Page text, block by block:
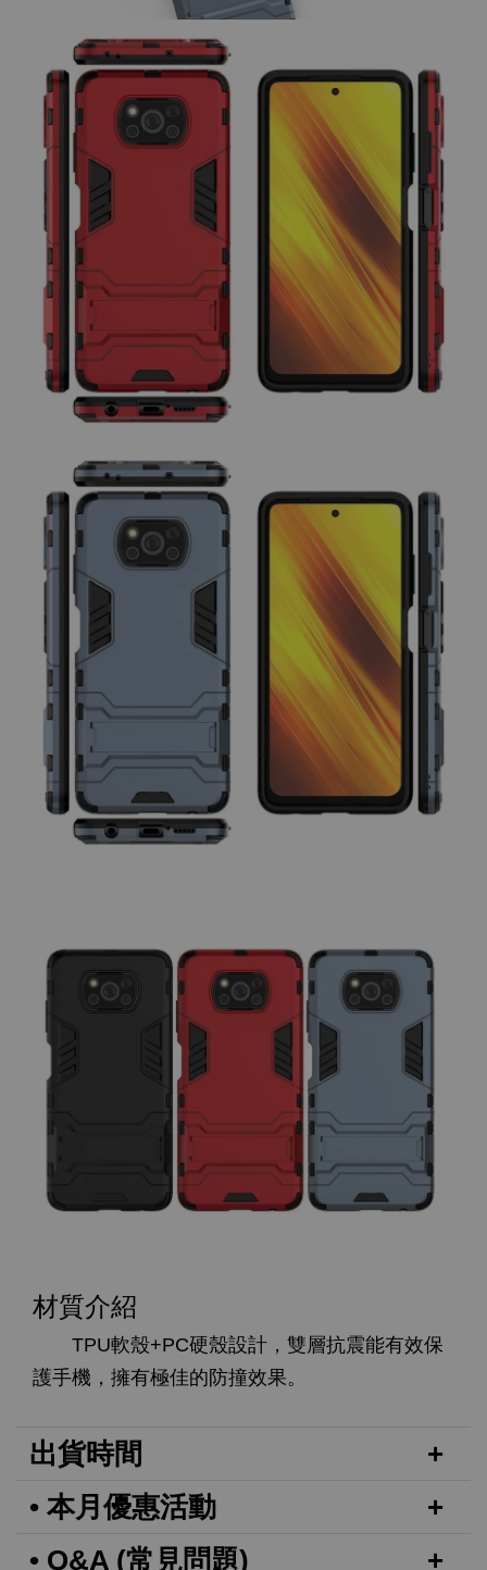
材質介紹
TPU軟殼+PC硬殼設計，雙層抗震能有效保
護手機，擁有極佳的防撞效果。
出貨時間
• 本月優惠活動
• Q&A (常見問題)